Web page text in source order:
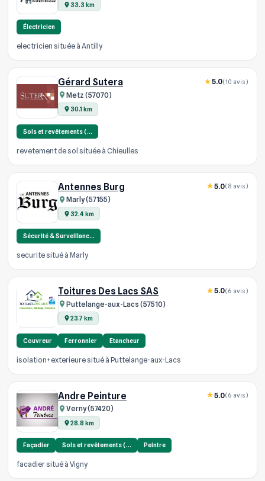
33.3 km
Électricien
electricien située à Antilly
Gérard Sutera
Metz (57070)
30.1 km
5.0(10 avis)
Sols et revêtements (…
revetement de sol située à Chieulles
Antennes Burg
Marly (57155)
32.4 km
5.0(8 avis)
Sécurité & Surveillanc…
securite situé à Marly
Toitures Des Lacs SAS
Puttelange-aux-Lacs (57510)
23.7 km
5.0(6 avis)
Couvreur Ferronnier Etancheur
isolation+exterieure situé à Puttelange-aux-Lacs
Andre Peinture
Verny (57420)
28.8 km
5.0(6 avis)
Façadier Sols et revêtements (… Peintre
facadier situé à Vigny